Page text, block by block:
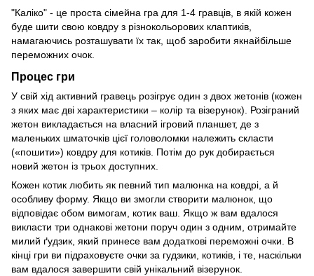
"Каліко" - це проста сімейна гра для 1-4 гравців, в якій кожен
буде шити свою ковдру з різнокольорових клаптиків,
намагаючись розташувати їх так, щоб заробити якнайбільше
переможних очок.
Процес гри
У свій хід активний гравець розігрує один з двох жетонів (кожен
з яких має дві характеристики – колір та візерунок). Розіграний
жетон викладається на власний ігровий планшет, де з
маленьких шматочків цієї головоломки належить скласти
(«пошити») ковдру для котиків. Потім до рук добирається
новий жетон із трьох доступних.
Кожен котик любить як певний тип малюнка на ковдрі, а й
особливу форму. Якщо ви змогли створити малюнок, що
відповідає обом вимогам, котик ваш. Якщо ж вам вдалося
викласти три однакові жетони поруч один з одним, отримайте
милий ґудзик, який принесе вам додаткові переможні очки. В
кінці гри ви підраховуєте очки за гудзики, котиків, і те, наскільки
вам вдалося завершити свій унікальний візерунок.